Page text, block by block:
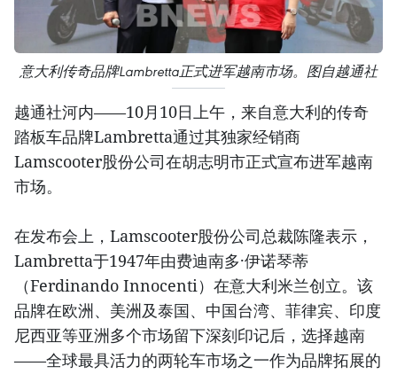
意大利传奇品牌Lambretta正式进军越南市场。图自越通社
越通社河内——10月10日上午，来自意大利的传奇
踏板车品牌Lambretta通过其独家经销商
Lamscooter股份公司在胡志明市正式宣布进军越南
市场。
在发布会上，Lamscooter股份公司总裁陈隆表示，
Lambretta于1947年由费迪南多·伊诺琴蒂
（Ferdinando Innocenti）在意大利米兰创立。该
品牌在欧洲、美洲及泰国、中国台湾、菲律宾、印度
尼西亚等亚洲多个市场留下深刻印记后，选择越南
——全球最具活力的两轮车市场之一作为品牌拓展的